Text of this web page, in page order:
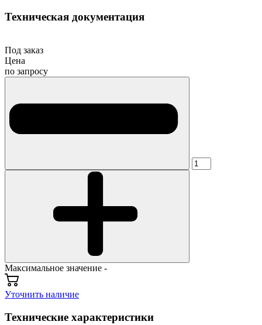
Техническая документация
Под заказ
Цена
по запросу
Максимальное значение -
Уточнить наличие
Технические характеристики